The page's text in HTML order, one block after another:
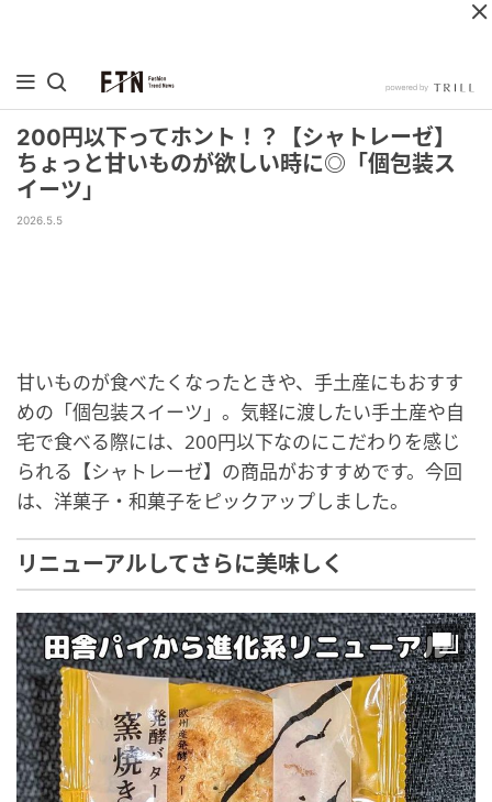
200円以下ってホント！？【シャトレーゼ】
ちょっと甘いものが欲しい時に◎「個包装ス
イーツ」
2026.5.5
甘いものが食べたくなったときや、手土産にもおすす
めの「個包装スイーツ」。気軽に渡したい手土産や自
宅で食べる際には、200円以下なのにこだわりを感じ
られる【シャトレーゼ】の商品がおすすめです。今回
は、洋菓子・和菓子をピックアップしました。
リニューアルしてさらに美味しく